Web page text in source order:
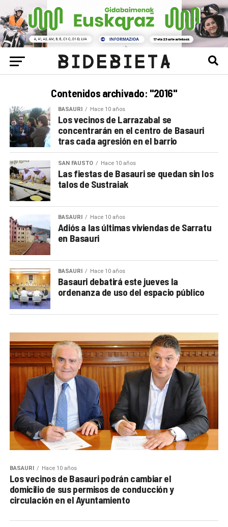
Contenidos archivado: "2016"
BASAURI Hace 10 años
Los vecinos de Larrazabal se
concentrarán en el centro de Basauri
tras cada agresión en el barrio
SAN FAUSTO Hace 10 años
Las fiestas de Basauri se quedan sin los
talos de Sustraiak
BASAURI Hace 10 años
Adiós a las últimas viviendas de Sarratu
en Basauri
BASAURI Hace 10 años
Basauri debatirá este jueves la
ordenanza de uso del espacio público
BASAURI Hace 10 años
Los vecinos de Basauri podrán cambiar el
domicilio de sus permisos de conducción y
circulación en el Ayuntamiento